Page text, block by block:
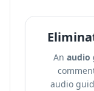
An audio
audio